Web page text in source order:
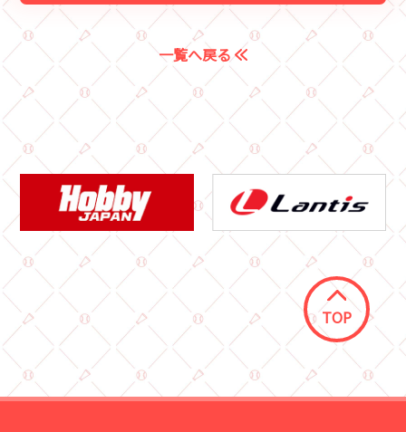
一覧へ戻る
TOP